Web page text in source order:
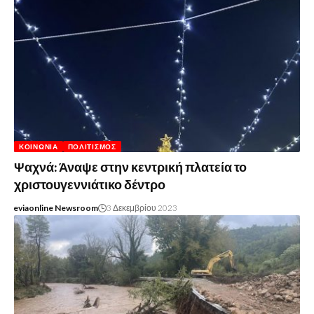
ΚΟΙΝΩΝΊΑ ΠΟΛΙΤΙΣΜΌΣ
Ψαχνά: Άναψε στην κεντρική πλατεία το
χριστουγεννιάτικο δέντρο
eviaonline Newsroom 3 Δεκεμβρίου 2023